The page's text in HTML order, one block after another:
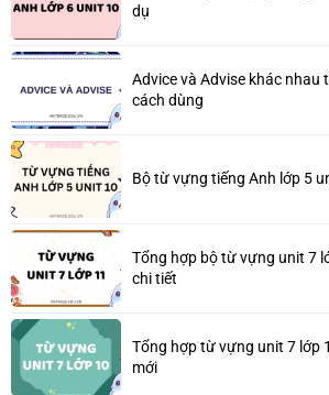
dụ
Advice và Advise khác nhau
cách dùng
Bộ từ vựng tiếng Anh lớp 5
Tổng hợp bộ từ vựng unit 7
chi tiết
Tổng hợp từ vựng unit 7 lớp
mới